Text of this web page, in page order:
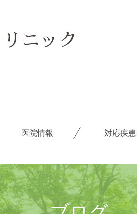
ニック
医院情報 対応疾患
よくある質問
療養の手引